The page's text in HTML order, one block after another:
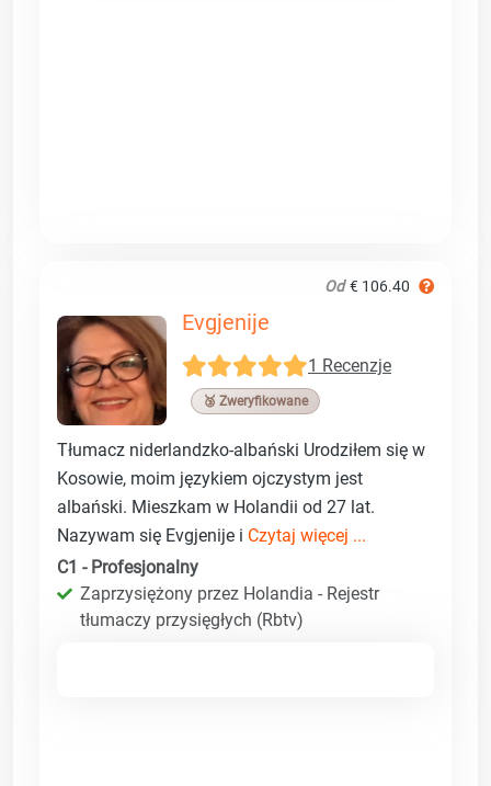
Od € 106.40
Evgjenije
1 Recenzje
🥉 Zweryfikowane
Tłumacz niderlandzko-albański Urodziłem się w
Kosowie, moim językiem ojczystym jest
albański. Mieszkam w Holandii od 27 lat.
Nazywam się Evgjenije i Czytaj więcej ...
C1 - Profesjonalny
Zaprzysiężony przez Holandia - Rejestr
tłumaczy przysięgłych (Rbtv)